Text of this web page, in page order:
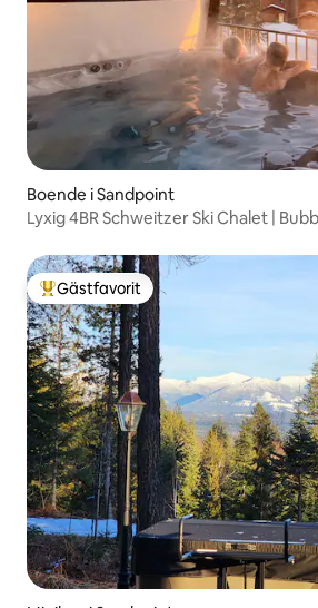
Boende i Sandpoint
Lyxig 4BR Schweitzer Ski Chalet |
Populär gästfavorit
Gästfavorit